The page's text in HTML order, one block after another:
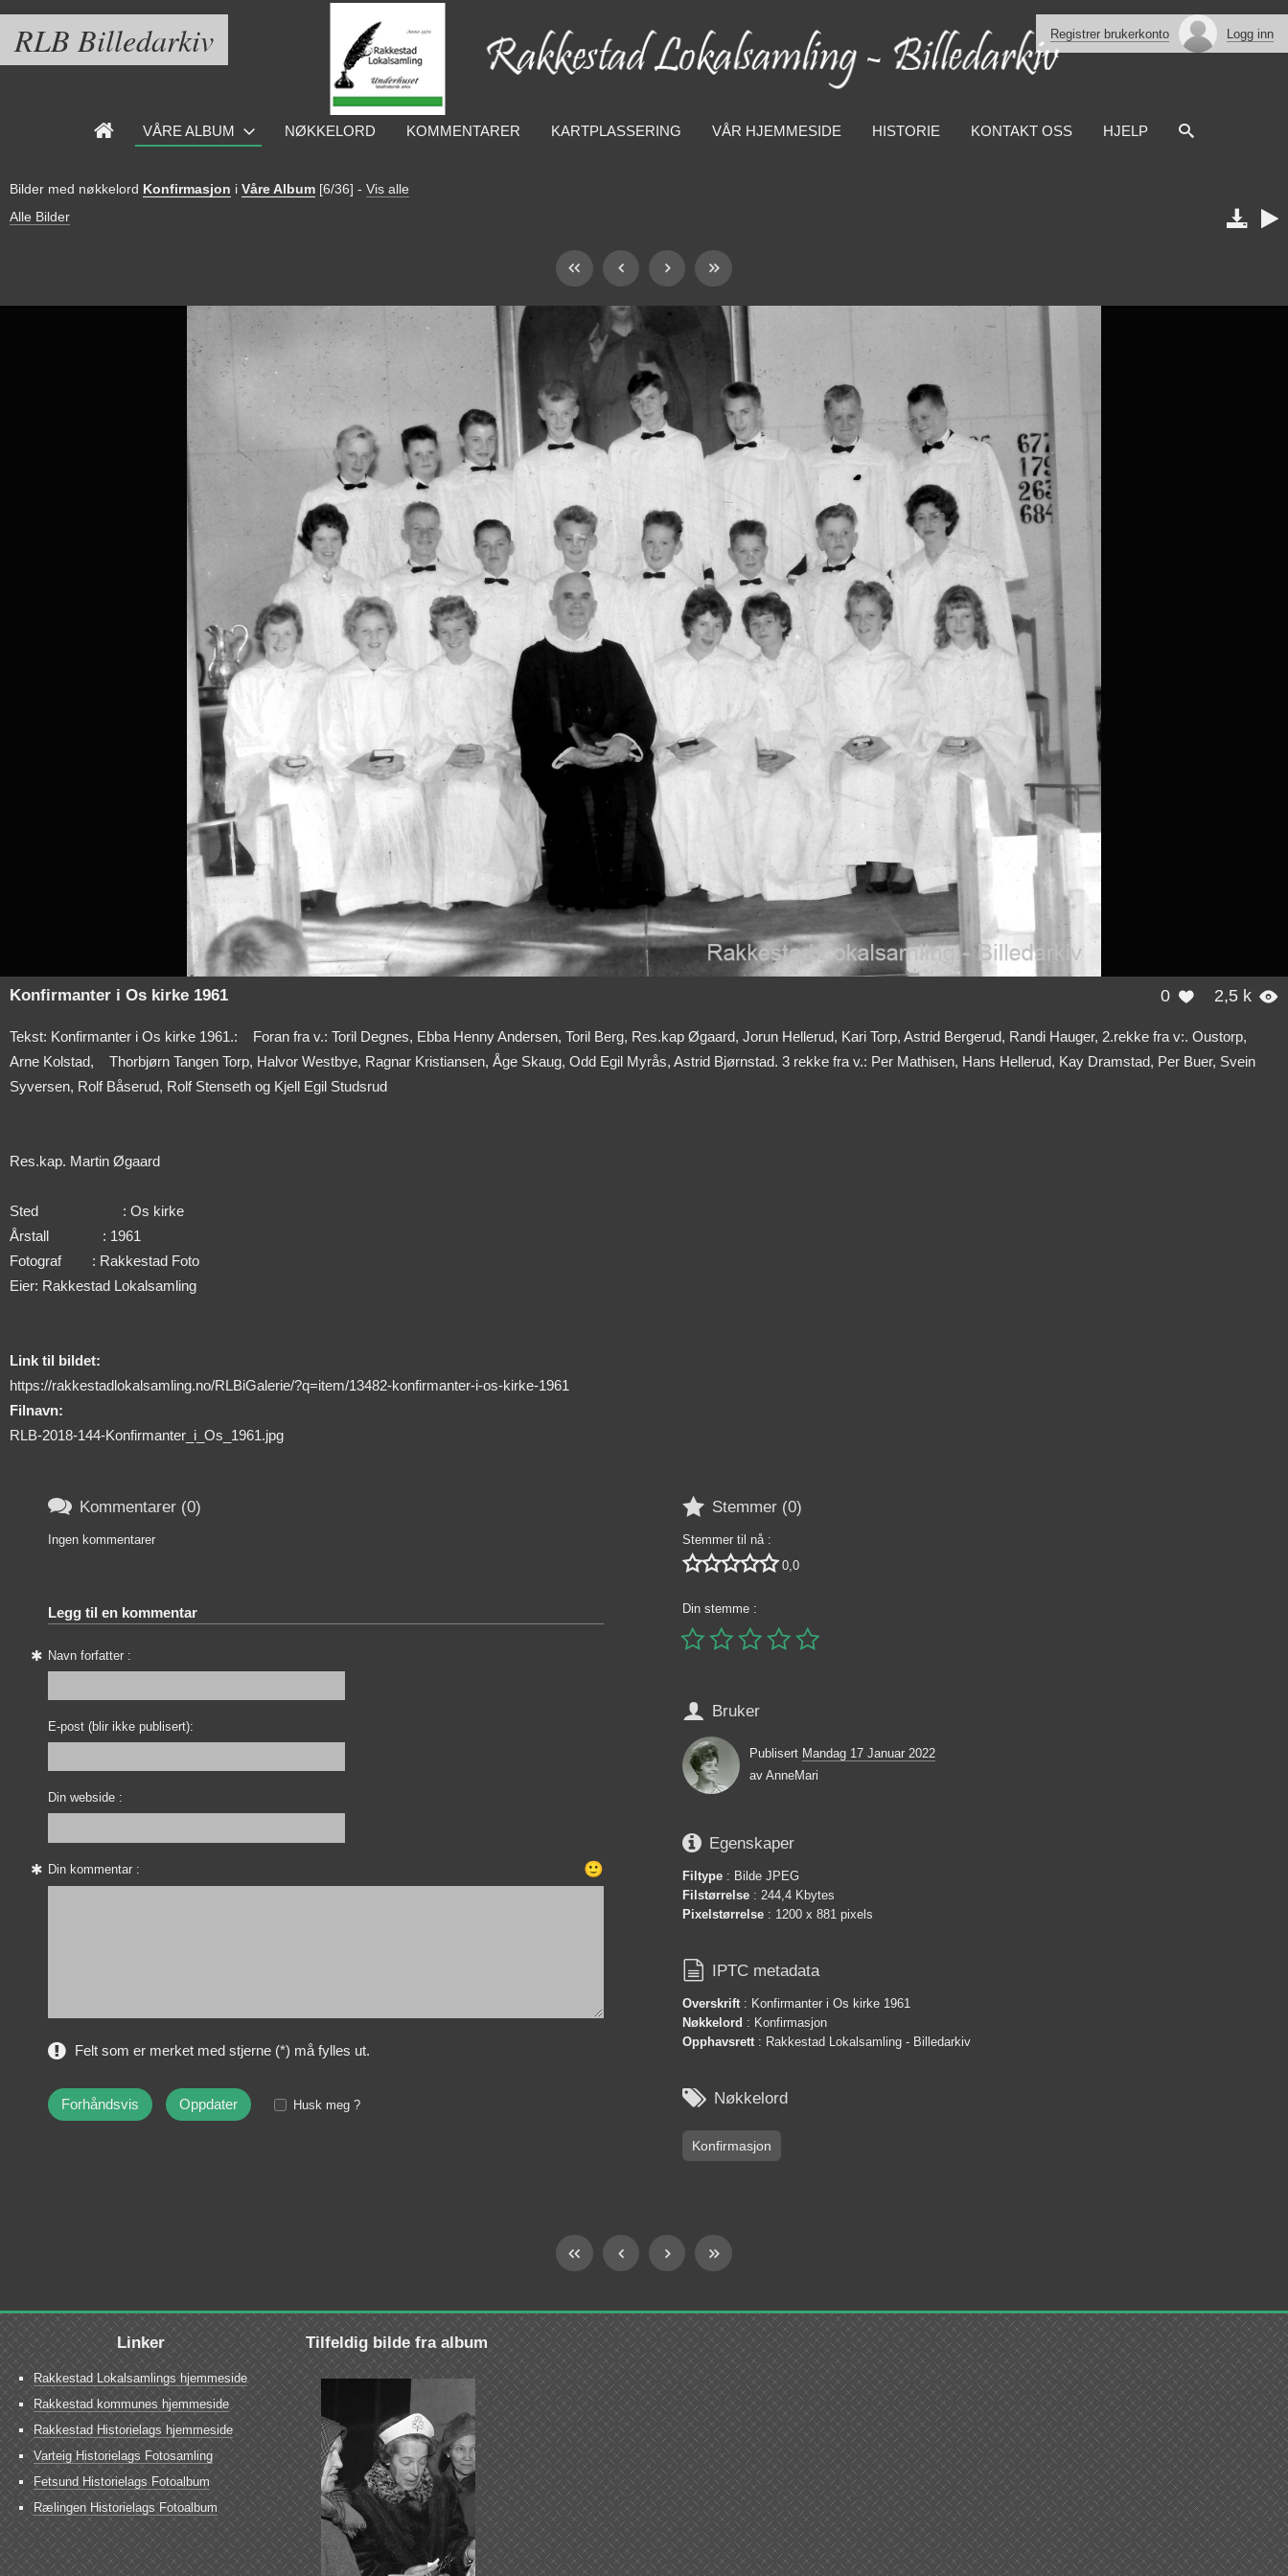
RLB Billedarkiv Registrer brukerkonto Logg inn
VÅRE ALBUM NØKKELORD KOMMENTARER KARTPLASSERING VÅR HJEMMESIDE HISTORIE KONTAKT OSS HJELP
Bilder med nøkkelord Konfirmasjon i Våre Album [6/36] - Vis alle
Alle Bilder
 
0  2,5 k 
Konfirmanter i Os kirke 1961
Tekst: Konfirmanter i Os kirke 1961.:
Foran fra v.: Toril Degnes, Ebba Henny Andersen, Toril Berg, Res.kap Øgaard, Jorun Hellerud, Kari Torp, Astrid Bergerud, Randi Hauger, 2.rekke fra v:. Oustorp,
Arne Kolstad,
Thorbjørn Tangen Torp, Halvor Westbye, Ragnar Kristiansen, Åge Skaug, Odd Egil Myrås, Astrid Bjørnstad. 3 rekke fra v.: Per Mathisen, Hans Hellerud, Kay Dramstad, Per Buer, Svein
Syversen, Rolf Båserud, Rolf Stenseth og Kjell Egil Studsrud
Res.kap. Martin Øgaard
Sted
: Os kirke
Årstall
: 1961
Fotograf
: Rakkestad Foto
Eier: Rakkestad Lokalsamling
Link til bildet:
https://rakkestadlokalsamling.no/RLBiGalerie/?q=item/13482-konfirmanter-i-os-kirke-1961
Filnavn:
RLB-2018-144-Konfirmanter_i_Os_1961.jpg
 Stemmer (0)
Stemmer til nå :
 0,0
Din stemme :

 Bruker
Publisert Mandag 17 Januar 2022
av AnneMari
 Egenskaper
Filtype : Bilde JPEG
Filstørrelse : 244,4 Kbytes
Pixelstørrelse : 1200 x 881 pixels
 IPTC metadata
Overskrift: Konfirmanter i Os kirke 1961
Nøkkelord : Konfirmasjon
Opphavsrett: Rakkestad Lokalsamling - Billedarkiv
 Nøkkelord
Konfirmasjon
 Kommentarer (0)
Ingen kommentarer
Legg til en kommentar
Navn forfatter :
E-post (blir ikke publisert):
Din webside :
Din kommentar : 🙂
Felt som er merket med stjerne (*) må fylles ut.
Husk meg ?
Linker
Rakkestad Lokalsamlings hjemmeside
Rakkestad kommunes hjemmeside
Rakkestad Historielags hjemmeside
Varteig Historielags Fotosamling
Fetsund Historielags Fotoalbum
Rælingen Historielags Fotoalbum
Tilfeldig bilde fra album